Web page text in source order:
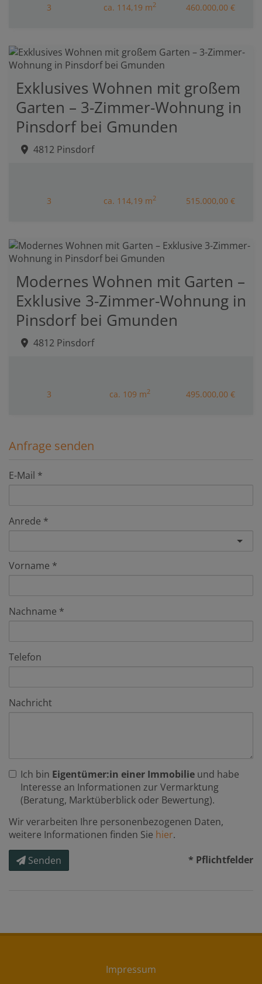
3 ca. 114,19 m2 460.000,00 €
Exklusives Wohnen mit großem
Garten – 3-Zimmer-Wohnung in
Pinsdorf bei Gmunden
4812 Pinsdorf
3 ca. 114,19 m2 515.000,00 €
Modernes Wohnen mit Garten –
Exklusive 3-Zimmer-Wohnung in
Pinsdorf bei Gmunden
4812 Pinsdorf
3 ca. 109 m2 495.000,00 €
Anfrage senden
E-Mail
Anrede
Vorname
Nachname
Telefon
Nachricht
Ich bin Eigentümer:in einer Immobilie und habe
Interesse an Informationen zur Vermarktung
(Beratung, Marktüberblick oder Bewertung).
Wir verarbeiten Ihre personenbezogenen Daten,
weitere Informationen finden Sie hier.
Senden
* Pflichtfelder
Impressum